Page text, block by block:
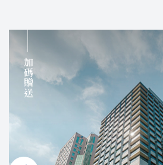
加碼贈送